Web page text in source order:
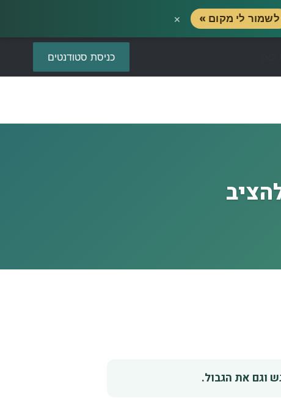
לשמור לי מקום » ×
כניסת סטודנטים
וגם את הגבול.